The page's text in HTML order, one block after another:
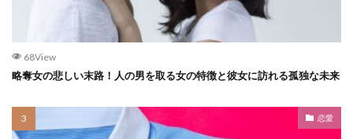
68View
略奪女の悲しい末路！人の男を取る女の特徴と彼女に訪れる孤独な未来
恋愛